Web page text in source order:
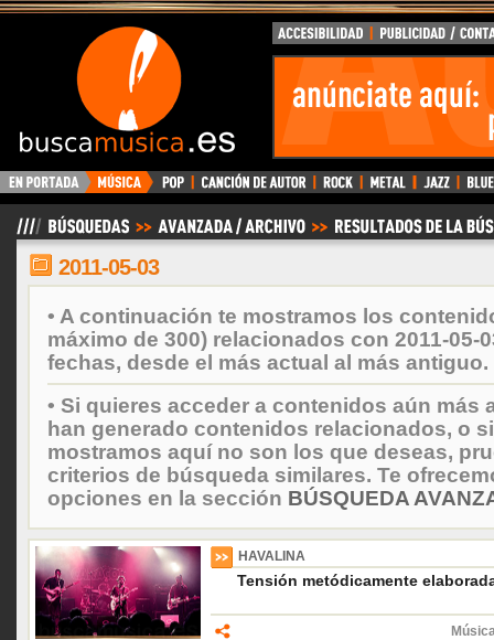
BuscaMusica.es
2011-05-03
• A continuación te mostramos los
máximo de 300) relacionados con 2011-05-
fechas, desde el más actual al más antiguo.
• Si quieres acceder a contenidos aún más
han generado contenidos relacionados, o
mostramos aquí no son los que deseas,
criterios de búsqueda similares. Te
opciones en la sección BÚSQUEDA
HAVALINA
Tensión metódicamente